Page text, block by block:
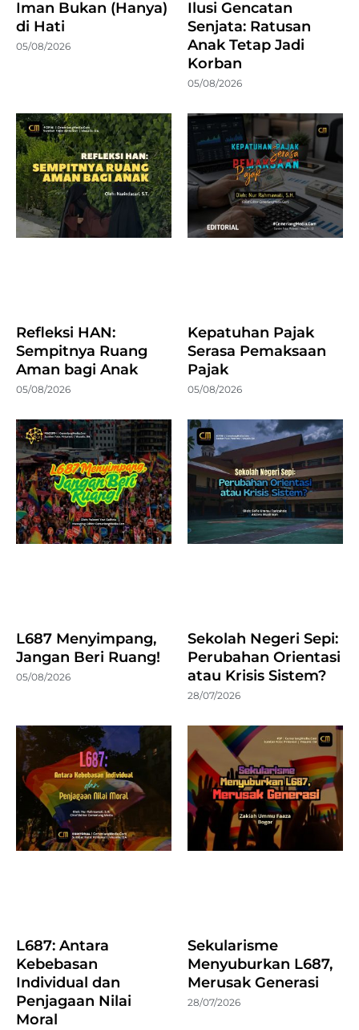
Iman Bukan (Hanya)
di Hati
05/08/2026
Ilusi Gencatan
Senjata: Ratusan
Anak Tetap Jadi
Korban
05/08/2026
Refleksi HAN:
Sempitnya Ruang
Aman bagi Anak
05/08/2026
Kepatuhan Pajak
Serasa Pemaksaan
Pajak
05/08/2026
L687 Menyimpang,
Jangan Beri Ruang!
05/08/2026
Sekolah Negeri Sepi:
Perubahan Orientasi
atau Krisis Sistem?
28/07/2026
L687: Antara
Kebebasan
Individual dan
Penjagaan Nilai
Moral
Sekularisme
Menyuburkan L687,
Merusak Generasi
28/07/2026